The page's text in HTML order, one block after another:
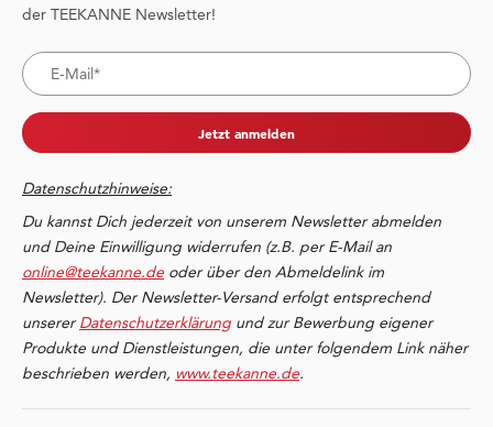
der TEEKANNE Newsletter!
Jetzt anmelden
Datenschutzhinweise:
Du kannst Dich jederzeit von unserem Newsletter abmelden
und Deine Einwilligung widerrufen (z.B. per E-Mail an
online@teekanne.de oder über den Abmeldelink im
Newsletter). Der Newsletter-Versand erfolgt entsprechend
unsererDatenschutzerklärung und zur Bewerbung eigener
Produkte und Dienstleistungen, die unter folgendem Link näher
beschrieben werden, www.teekanne.de.